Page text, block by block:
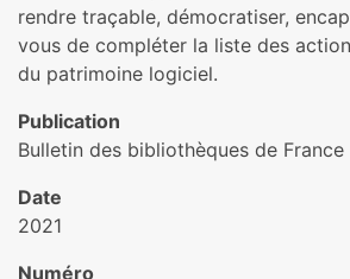
rendre traçable, démocratiser,
vous de compléter la liste des
du patrimoine logiciel.
Publication
Bulletin des bibliothèques de France
Date
2021
Numéro